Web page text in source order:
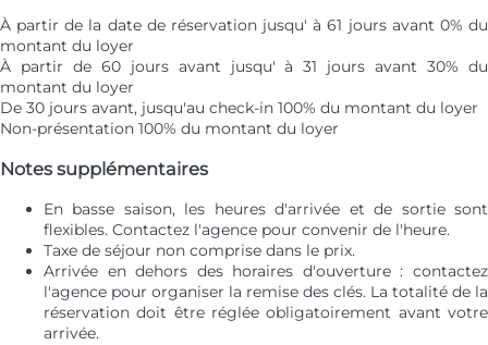
À partir de la date de réservation jusqu' à 61 jours avant 0% du
montant du loyer
À partir de 60 jours avant jusqu' à 31 jours avant 30% du
montant du loyer
De 30 jours avant, jusqu'au check-in 100% du montant du loyer
Non-présentation 100% du montant du loyer
Notes supplémentaires
En basse saison, les heures d'arrivée et de sortie sont
flexibles. Contactez l'agence pour convenir de l'heure.
Taxe de séjour non comprise dans le prix.
Arrivée en dehors des horaires d'ouverture : contactez
l'agence pour organiser la remise des clés. La totalité de la
réservation doit être réglée obligatoirement avant votre
arrivée.